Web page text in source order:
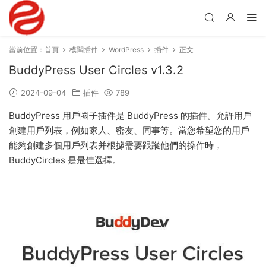
當前位置： 首頁 模闆插件 WordPress 插件 正文
BuddyPress User Circles v1.3.2
2024-09-04 插件 789
BuddyPress 用戶圈子插件是 BuddyPress 的插件。允許用戶
創建用戶列表，例如家人、密友、同事等。當您希望您的用戶
能夠創建多個用戶列表并根據需要跟蹤他們的操作時，
BuddyCircles 是最佳選擇。